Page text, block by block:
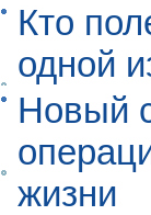
Кто
одной
Новый
жизни